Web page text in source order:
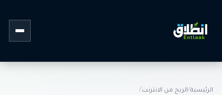
القائمة
الرئيسية/الربح من الانترنت/